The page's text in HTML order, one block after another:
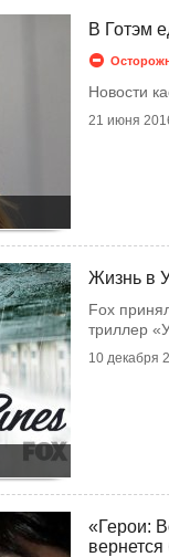
В Готэм
Новости
21 июня
Жизнь в
Fox
триллер
10 декабря
«Герои: